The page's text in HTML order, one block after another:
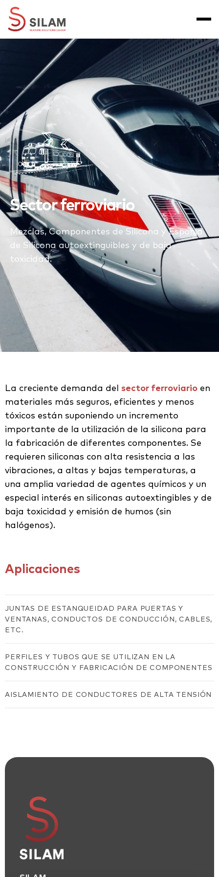
Sector ferroviario
Mezclas, Componentes de Silicona y Esponja
de Silicona autoextinguibles y de baja
toxicidad.
La creciente demanda del sector ferroviario en
materiales más seguros, eficientes y menos
tóxicos están suponiendo un incremento
importante de la utilización de la silicona para
la fabricación de diferentes componentes. Se
requieren siliconas con alta resistencia a las
vibraciones, a altas y bajas temperaturas, a
una amplia variedad de agentes químicos y un
especial interés en siliconas autoextingibles y de
baja toxicidad y emisión de humos (sin
halógenos).
Aplicaciones
JUNTAS DE ESTANQUEIDAD PARA PUERTAS Y
VENTANAS, CONDUCTOS DE CONDUCCIÓN, CABLES,
ETC.
PERFILES Y TUBOS QUE SE UTILIZAN EN LA
CONSTRUCCIÓN Y FABRICACIÓN DE COMPONENTES
AISLAMIENTO DE CONDUCTORES DE ALTA TENSIÓN